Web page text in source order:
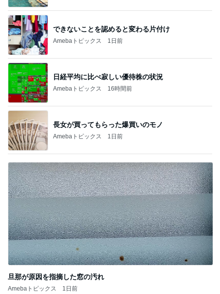
できないことを認めると変わる片付け
Amebaトピックス 1日前
日経平均に比べ寂しい優待株の状況
Amebaトピックス 16時間前
長女が買ってもらった爆買いのモノ
Amebaトピックス 1日前
旦那が原因を指摘した窓の汚れ
Amebaトピックス 1日前